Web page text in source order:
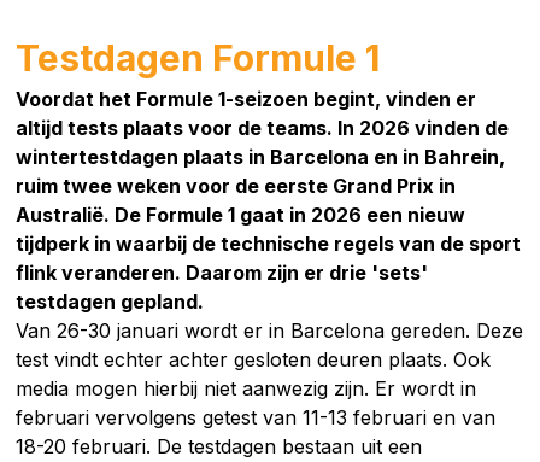
Testdagen Formule 1
Voordat het Formule 1-seizoen begint, vinden er
altijd tests plaats voor de teams. In 2026 vinden de
wintertestdagen plaats in Barcelona en in Bahrein,
ruim twee weken voor de eerste Grand Prix in
Australië. De Formule 1 gaat in 2026 een nieuw
tijdperk in waarbij de technische regels van de sport
flink veranderen. Daarom zijn er drie 'sets'
testdagen gepland.
Van 26-30 januari wordt er in Barcelona gereden. Deze
test vindt echter achter gesloten deuren plaats. Ook
media mogen hierbij niet aanwezig zijn. Er wordt in
februari vervolgens getest van 11-13 februari en van
18-20 februari. De testdagen bestaan uit een